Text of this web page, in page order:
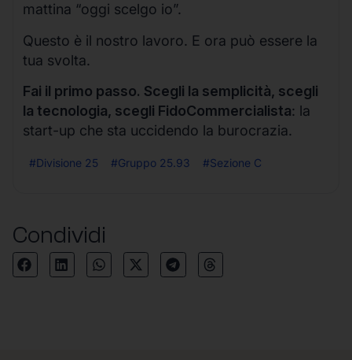
mattina “oggi scelgo io”.
Questo è il nostro lavoro. E ora può essere la
tua svolta.
Fai il primo passo. Scegli la semplicità, scegli
la tecnologia, scegli FidoCommercialista: la
start-up che sta uccidendo la burocrazia.
#Divisione 25 #Gruppo 25.93 #Sezione C
Condividi